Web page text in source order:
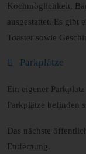
Kochmöglichkeit,
ausgestattet. Es gibt
Toaster sowie
Parkplätze
Ein eigener
Parkplätze befinden
Das nächste
Entfernung.